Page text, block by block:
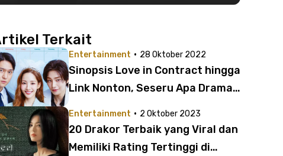
Terkait
Entertainment · 28 Oktober 2022
Sinopsis Love in Contract hingga
Link Nonton, Seseru Apa Drama
Entertainment · 2 Oktober 2023
20 Drakor Terbaik yang Viral dan
Memiliki Rating Tertinggi di